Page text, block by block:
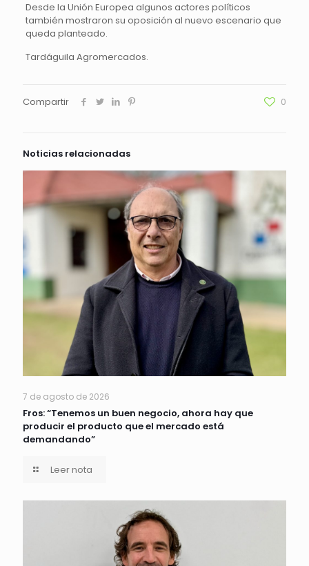
Desde la Unión Europea algunos actores políticos
también mostraron su oposición al nuevo escenario que
queda planteado.
Tardáguila Agromercados.
Compartir 0
Noticias relacionadas
7 de agosto de 2026
Fros: “Tenemos un buen negocio, ahora hay que
producir el producto que el mercado está
demandando”
Leer nota